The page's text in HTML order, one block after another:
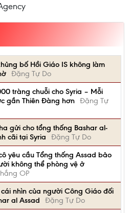
bố Hồi Giáo IS không làm
Đặng Tự Do
tràng chuỗi cho Syria – Mỗi
gần Thiên Đàng hơn Đặng Tự
gửi cho tổng thống Bashar al-
cãi tại Syria
Đặng Tự Do
yêu cầu Tổng thống Assad bảo
không thể phòng vệ ở
OP
nhìn của người Công Giáo đối
al Assad
Đặng Tự Do